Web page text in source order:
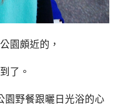
園頗近的，
了。
園野餐跟曬日光浴的心